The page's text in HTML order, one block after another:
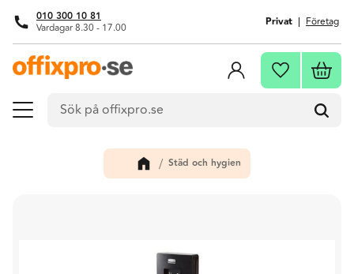
Meny
010 300 10 81
Vardagar 8.30 - 17.00 Privat Företag
Favoriter
Städ och hygien